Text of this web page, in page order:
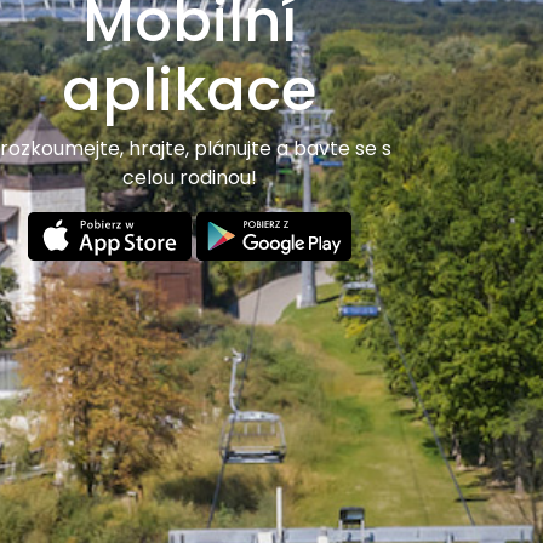
Mobilní
aplikace
hrajte, plánujte a bavte se s
celou rodinou!